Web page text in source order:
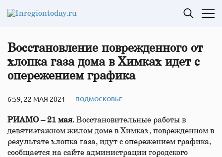
Восстановление поврежденного от
хлопка газа дома в Химках идет с
опережением графика
6:59, 22 МАЯ 2021 ПОДМОСКОВЬЕ
РИАМО – 21 мая. Восстановительные работы в
девятиэтажном жилом доме в Химках, поврежденном в
результате хлопка газа, идут с опережением графика,
сообщается на сайте администрации городского